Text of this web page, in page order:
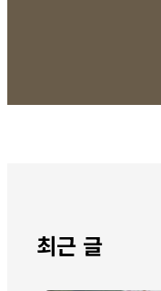
최근 글